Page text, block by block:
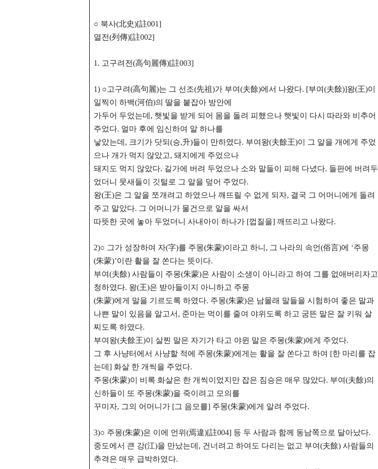
○ 북사(北史)[註001]
열전(列傳)[註002]
1. 고구려전(高句麗傳)[註003]
1) ○고구려(高句麗)는 그 선조(先祖)가 부여(夫餘)에서 나왔다. [부여(夫餘)]왕(王)이
일찍이 하백(河伯)의 딸을 붙잡아 방안에
가두어 두었는데, 햇빛을 받게 되어 몸을 돌려 피했으나 햇빛이 다시 따라와 비추어
주었다. 얼마 후에 임신하여 알 하나를
낳았는데, 크기가 닷되(승,升)들이 만하였다. 부여왕(夫餘王)이 그 알을 개에게 주었
으나 개가 먹지 않았고, 돼지에게 주었으나
돼지도 먹지 않았다. 길가에 버려 두었으나 소와 말들이 피해 다녔다. 들판에 버려두
었더니 뭇새들이 깃털로 그 알을 덮어 주었다.
왕(王)은 그 알을 쪼개려고 하였으나 깨뜨릴 수 없게 되자, 결국 그 어머니에게 돌려
주고 말았다. 그 어머니가 물건으로 알을 싸서
따뜻한 곳에 놓아 두었더니 사내아이 하나가 [껍질을] 깨뜨리고 나왔다.
2)○ 그가 성장하여 자(字)를 주몽(朱蒙)이라고 하니, 그 나라의 속언(俗言)에 ‘주몽
(朱蒙)’이란 활을 잘 쏜다는 뜻이다.
부여(夫餘) 사람들이 주몽(朱蒙)은 사람이 소생이 아니라고 하여 그를 없애버리자고
청하였다. 왕(王)은 받아들이지 아니하고 주몽
(朱蒙)에게 말을 기르도록 하였다. 주몽(朱蒙)은 남몰래 말들을 시험하여 좋은 말과
나쁜 말이 있음을 알고서, 준마는 먹이를 줄여 야위도록 하고 굼뜬 말은 잘 키워 살
찌도록 하였다.
부여왕(夫餘王)이 살찐 말은 자기가 타고 야윈 말은 주몽(朱蒙)에게 주었다.
그 후 사냥터에서 사냥할 적에 주몽(朱蒙)에게는 활을 잘 쏜다고 하여 [한 마리를 잡
는데] 화살 한 개씩을 주었다.
주몽(朱蒙)이 비록 화살은 한 개씩이었지만 잡은 짐승은 매우 많았다. 부여(夫餘)의
신하들이 또 주몽(朱蒙)을 죽이려고 모의를
꾸미자, 그의 어머니가 [그 음모를] 주몽(朱蒙)에게 알려 주었다.
3)○ 주몽(朱蒙)은 이에 언위(焉違)[註004] 등 두 사람과 함께 동남쪽으로 달아났다.
중도에서 큰 강(江)을 만났는데, 건너려고 하여도 다리는 없고 부여(夫餘) 사람들의
추격은 매우 급박하였다.